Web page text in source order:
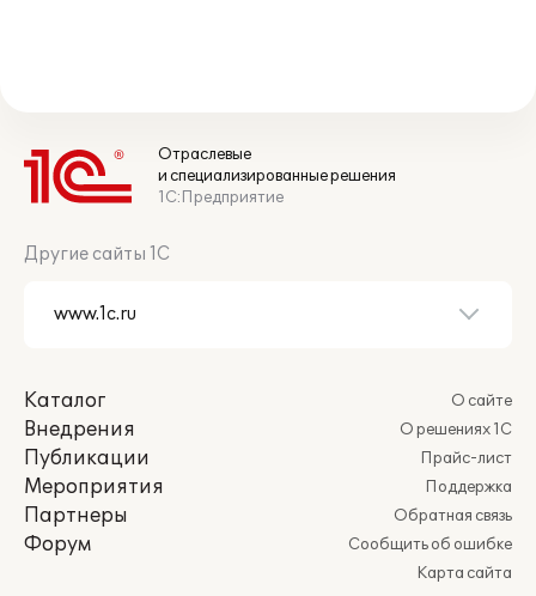
Отраслевые
и специализированные решения
1С:Предприятие
Другие сайты 1С
Каталог
Внедрения
Публикации
Мероприятия
Партнеры
Форум
О сайте
О решениях 1С
Прайс-лист
Поддержка
Обратная связь
Сообщить об ошибке
Карта сайта